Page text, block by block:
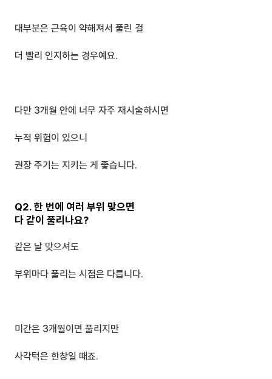
대부분은 근육이 약해져서 풀린 걸
더 빨리 인지하는 경우예요.
다만 3개월 안에 너무 자주 재시술하시면
누적 위험이 있으니
권장 주기는 지키는 게 좋습니다.
Q2. 한 번에 여러 부위 맞으면
다 같이 풀리나요?
같은 날 맞으셔도
부위마다 풀리는 시점은 다릅니다.
미간은 3개월이면 풀리지만
사각턱은 한창일 때죠.